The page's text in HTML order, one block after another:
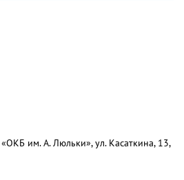
им. А. Люльки», ул. Касаткина, 13,